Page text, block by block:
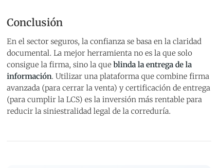
Conclusión
En el sector seguros, la confianza se basa en la claridad
documental. La mejor herramienta no es la que solo
consigue la firma, sino la que blinda la entrega de la
información. Utilizar una plataforma que combine firma
avanzada (para cerrar la venta) y certificación de entrega
(para cumplir la LCS) es la inversión más rentable para
reducir la siniestralidad legal de la correduría.